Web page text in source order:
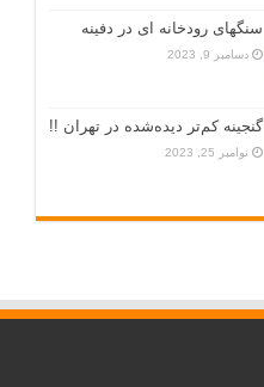
سنگهای رودخانه ای در دفینه
دسامبر 9, 2023
گنجینه کم‌تر دیده‌شده در تهران !!
نوامبر 25, 2023